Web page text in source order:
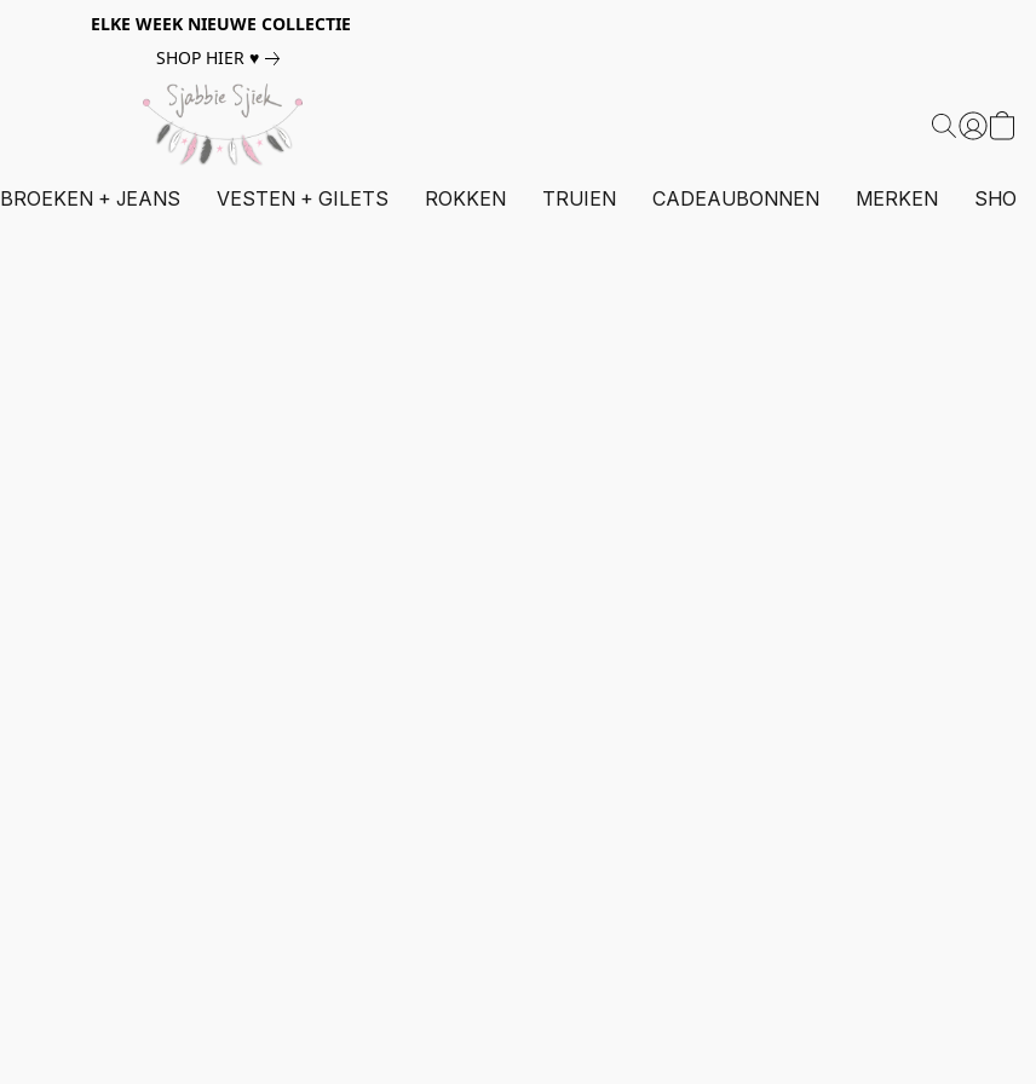
ELKE WEEK NIEUWE COLLECTIE
SHOP HIER ♥
BROEKEN + JEANS VESTEN + GILETS ROKKEN TRUIEN CADEAUBONNEN MERKEN SHOP